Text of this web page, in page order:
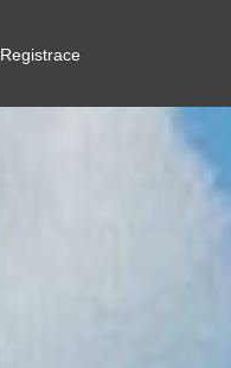
Registrace